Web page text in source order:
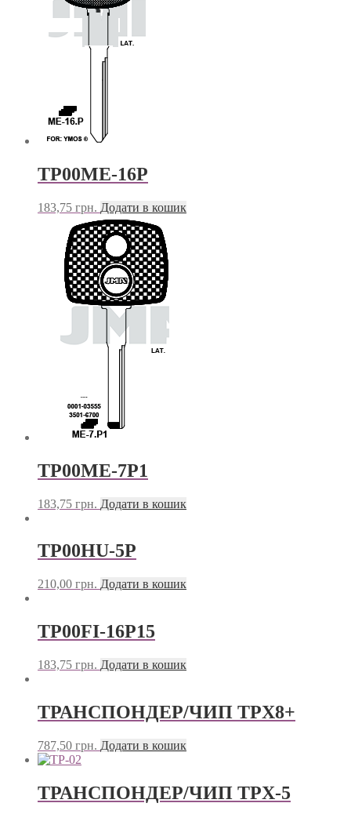
TP00ME-16P
183,75 грн. Додати в кошик
TP00ME-7P1
183,75 грн. Додати в кошик
TP00HU-5P
210,00 грн. Додати в кошик
TP00FI-16P15
183,75 грн. Додати в кошик
ТРАНСПОНДЕР/ЧИП TPX8+
787,50 грн. Додати в кошик
ТРАНСПОНДЕР/ЧИП TPX-5